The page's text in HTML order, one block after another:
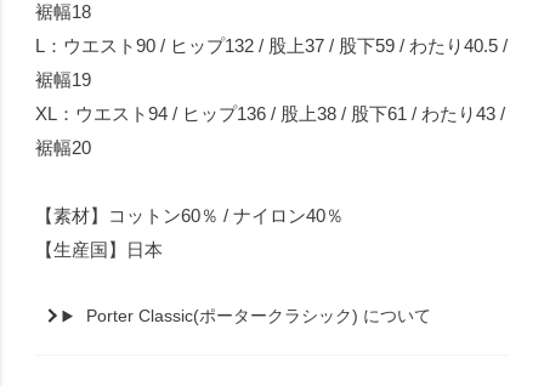
裾幅18
L：ウエスト90 / ヒップ132 / 股上37 / 股下59 / わたり40.5 /
裾幅19
XL：ウエスト94 / ヒップ136 / 股上38 / 股下61 / わたり43 /
裾幅20
【素材】コットン60％ / ナイロン40％
【生産国】日本
Porter Classic(ポータークラシック) について